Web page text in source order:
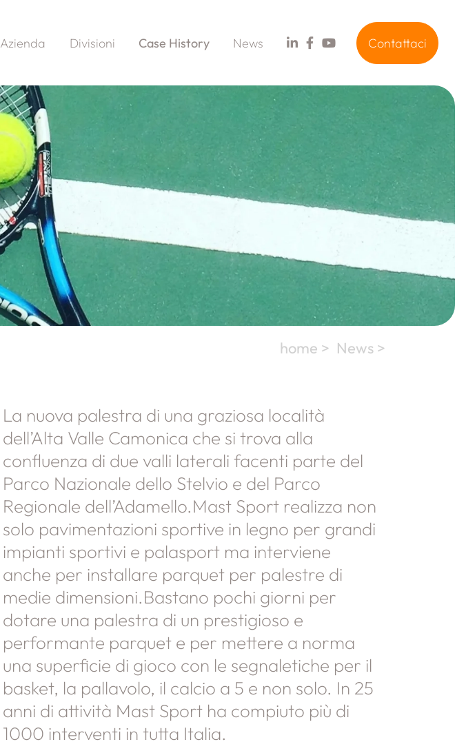
Azienda Divisioni Case History News Contattaci
home > News >
La nuova palestra di una graziosa località
dell’Alta Valle Camonica che si trova alla
confluenza di due valli laterali facenti parte del
Parco Nazionale dello Stelvio e del Parco
Regionale dell’Adamello.Mast Sport realizza non
solo pavimentazioni sportive in legno per grandi
impianti sportivi e palasport ma interviene
anche per installare parquet per palestre di
medie dimensioni.Bastano pochi giorni per
dotare una palestra di un prestigioso e
performante parquet e per mettere a norma
una superficie di gioco con le segnaletiche per il
basket, la pallavolo, il calcio a 5 e non solo. In 25
anni di attività Mast Sport ha compiuto più di
1000 interventi in tutta Italia.